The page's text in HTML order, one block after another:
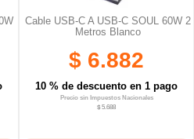
Cable USB-C A USB-C SOUL 60W 2
Metros Blanco
$ 6.882
10 % de descuento en 1 pago
Precio sin Impuestos Nacionales
$ 5.688